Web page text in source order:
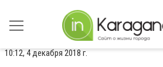
10:12, 4 декабря 2018 г.